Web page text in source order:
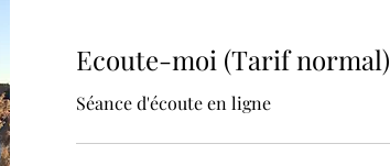
Ecoute-moi (Tarif normal)
Séance d'écoute en ligne